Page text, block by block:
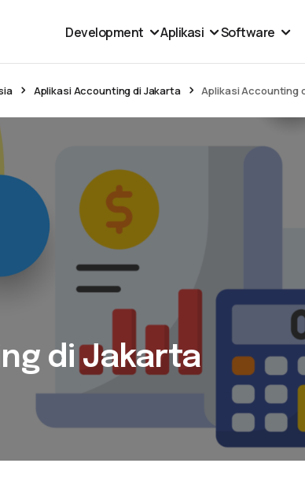
Development Aplikasi Software
Aplikasi Accounting di Jakarta Aplikasi Accounting
di Jakarta